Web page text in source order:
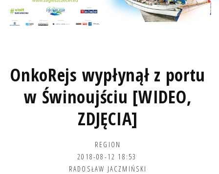
OnkoRejs wypłynął z portu
w Świnoujściu [WIDEO,
ZDJĘCIA]
REGION
2018-08-12 18:53
RADOSŁAW JACZMIŃSKI